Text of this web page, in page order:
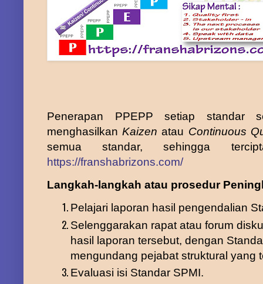
Penerapan PPEPP setiap standar
menghasilkan Kaizen atau Continuous
semua standar, sehingga
https://franshabrizons.com/
Langkah-langkah atau prosedur
Pelajari laporan hasil pengendalian
Selenggarakan rapat atau forum
hasil laporan tersebut, dengan
mengundang pejabat struktural yang
Evaluasi isi Standar SPMI.